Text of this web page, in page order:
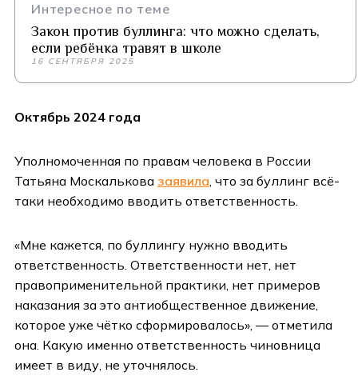
Интересное по теме
Закон против буллинга: что можно сделать,
если ребёнка травят в школе
16 СЕНТЯБРЯ 2025
Октябрь 2024 года
Уполномоченная по правам человека в России
Татьяна Москалькова заявила , что за буллинг всё-
таки необходимо вводить ответственность.
«Мне кажется, по буллингу нужно вводить
ответственность. Ответственности нет, нет
правоприменительной практики, нет примеров
наказания за это антиобщественное движение,
которое уже чётко сформировалось», — отметила
она. Какую именно ответственность чиновница
имеет в виду, не уточнялось.